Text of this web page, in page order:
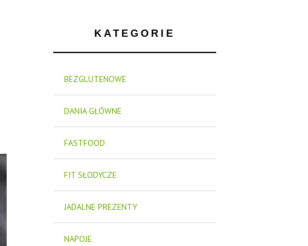
KATEGORIE
BEZGLUTENOWE
DANIA GŁÓWNE
FASTFOOD
FIT SŁODYCZE
JADALNE PREZENTY
NAPOJE